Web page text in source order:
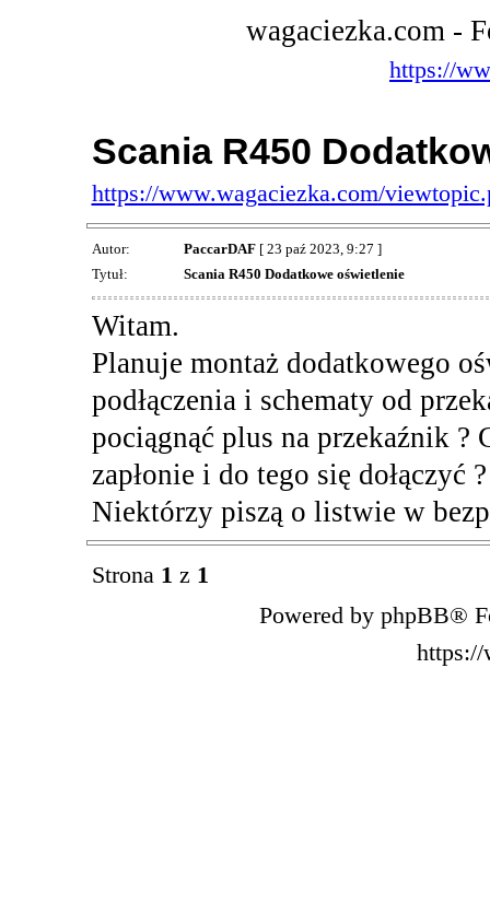
wagaciezka.com -
https://
Scania R450
https://www.wagaciezka.com/
Autor: PaccarDAF[ 23 paź 2023, 9:27 ]
Tytuł:
Scania R450 Dodatkowe oświetlenie
Witam.
Planuje montaż dodatkowego
podłączenia i schematy od
pociągnąć plus na przekaźnik ?
zapłonie i do tego się dołączyć
Niektórzy piszą o listwie w
Strona 1 z 1
Powered by phpBB®
https://